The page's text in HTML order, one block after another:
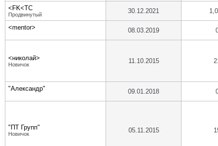
<FK<TC
Продвинутый 30.12.2021
<mentor> 08.03.2019
<николай>
Новичок 11.10.2015
"Александр" 09.01.2018
"ПТ Групп"
Новичок 05.11.2015